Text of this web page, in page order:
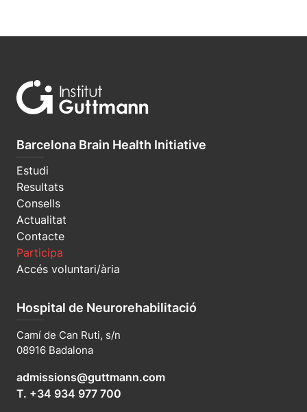
Barcelona Brain Health Initiative
Estudi
Resultats
Consells
Actualitat
Contacte
Participa
Accés voluntari/ària
Hospital de Neurorehabilitació
Camí de Can Ruti, s/n
08916 Badalona
admissions@guttmann.com
T. +34 934 977 700